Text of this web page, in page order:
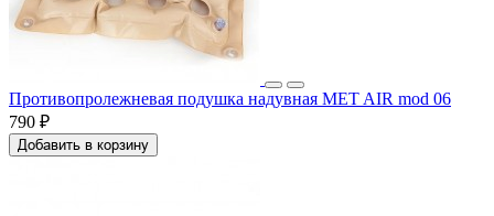
Противопролежневая подушка надувная MET AIR mod 06
790 ₽
Добавить в корзину